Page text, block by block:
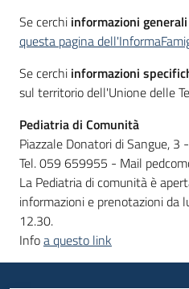
Informazioni
locali
Newsletter
Se cerchi informazioni generali
questa pagina
Se cerchi informazioni
sul territorio dell'Unione delle
Pediatria di Comunità
Piazzale Donatori di Sangue, 3
Tel. 059 659955 - Mail
La Pediatria di comunità è
informazioni e prenotazioni da
12.30.
Infoa questo link